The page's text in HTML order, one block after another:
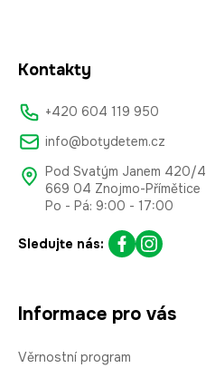
Kontakty
+420 604 119 950
info@botydetem.cz
Pod Svatým Janem 420/4
669 04 Znojmo-Přímětice
Po - Pá: 9:00 - 17:00
Sledujte nás:
Informace pro vás
Věrnostní program